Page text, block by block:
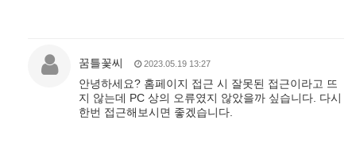
꿈틀꽃씨 2023.05.19 13:27
안녕하세요? 홈페이지 접근 시 잘못된 접근이라고 뜨
지 않는데 PC 상의 오류였지 않았을까 싶습니다. 다시
한번 접근해보시면 좋겠습니다.